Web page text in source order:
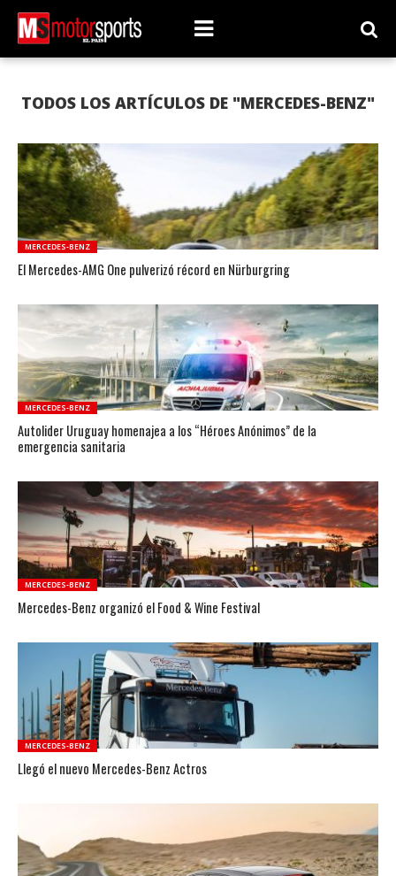
TODOS LOS ARTÍCULOS DE "MERCEDES-BENZ"
MERCEDES-BENZ
El Mercedes-AMG One pulverizó récord en Nürburgring
MERCEDES-BENZ
Autolider Uruguay homenajea a los “Héroes Anónimos” de la
emergencia sanitaria
MERCEDES-BENZ
Mercedes-Benz organizó el Food & Wine Festival
MERCEDES-BENZ
Llegó el nuevo Mercedes-Benz Actros